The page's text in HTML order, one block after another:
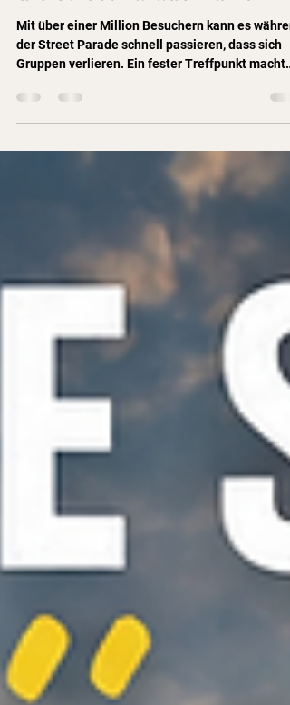
Die besten Treffpunkte für
die Street Parade Zürich
Mit über einer Million Besuchern kann es
der Street Parade schnell passieren, dass sich
den Tag deutlich entspannter. Planen Sie Ihren
perfekten Street-Parade-Tag? Bevor Sie diesen
Guide lesen, empfehlen wir Ihnen unseren Street
Parade Zürich 2026 Guide. Dort finden Sie alles
Wichtige zur Planung Ihres Tages – inklusive
Paradestrecke, Zeitplan, praktischen Tipps, den
besten Treffpunkten, lokalen Empfehlungen und